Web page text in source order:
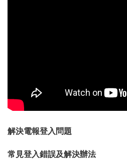
解決電報登入問題
常見登入錯誤及解決辦法